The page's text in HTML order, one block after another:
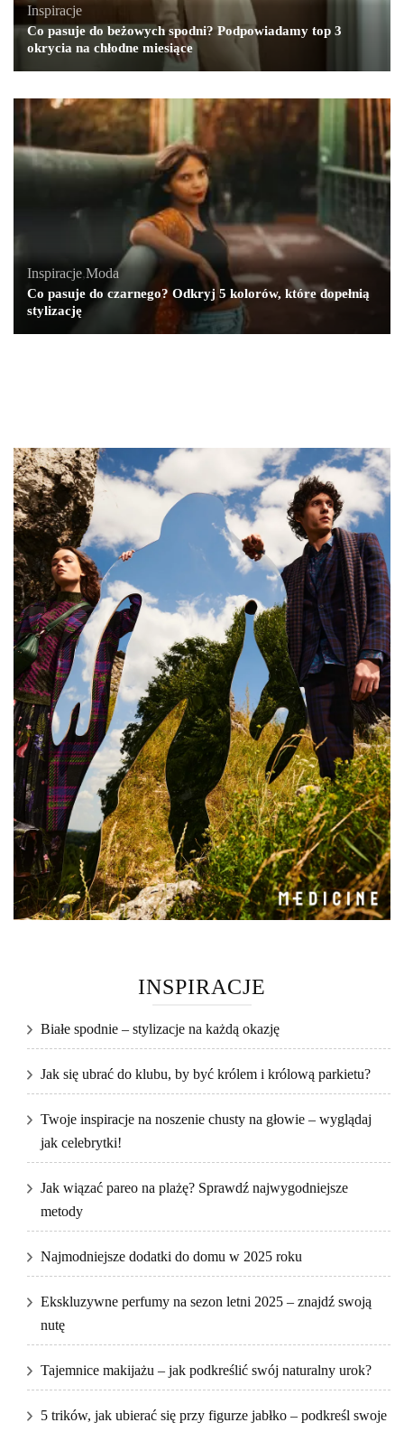
Inspiracje
Co pasuje do beżowych spodni? Podpowiadamy top 3
okrycia na chłodne miesiące
Inspiracje,Moda
Co pasuje do czarnego? Odkryj 5 kolorów, które dopełnią
stylizację
INSPIRACJE
Białe spodnie – stylizacje na każdą okazję
Jak się ubrać do klubu, by być królem i królową parkietu?
Twoje inspiracje na noszenie chusty na głowie – wyglądaj
jak celebrytki!
Jak wiązać pareo na plażę? Sprawdź najwygodniejsze
metody
Najmodniejsze dodatki do domu w 2025 roku
Ekskluzywne perfumy na sezon letni 2025 – znajdź swoją
nutę
Tajemnice makijażu – jak podkreślić swój naturalny urok?
5 trików, jak ubierać się przy figurze jabłko – podkreśl swoje